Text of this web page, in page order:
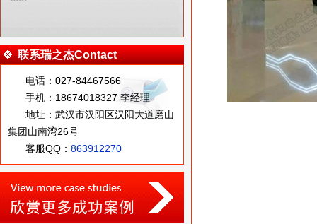
联系瑞之杰Contact
电话：027-84467566
手机：18674018327 李经理
地址：武汉市汉阳区汉阳大道磨山
集团山南湾26号
客服QQ： 863912270